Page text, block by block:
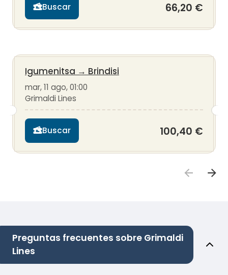
Buscar 66,20 €
Igumenitsa → Brindisi
mar, 11 ago, 01:00
Grimaldi Lines
Buscar 100,40 €
Preguntas frecuentes sobre Grimaldi
Lines